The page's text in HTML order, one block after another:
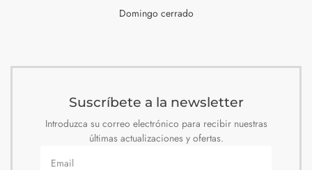
Domingo cerrado
Suscríbete a la newsletter
Introduzca su correo electrónico para recibir nuestras
últimas actualizaciones y ofertas.